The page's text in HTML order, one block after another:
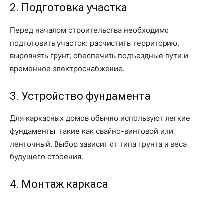
2. Подготовка участка
Перед началом строительства необходимо
подготовить участок: расчистить территорию,
выровнять грунт, обеспечить подъездные пути и
временное электроснабжение.
3. Устройство фундамента
Для каркасных домов обычно используют легкие
фундаменты, такие как свайно-винтовой или
ленточный. Выбор зависит от типа грунта и веса
будущего строения.
4. Монтаж каркаса